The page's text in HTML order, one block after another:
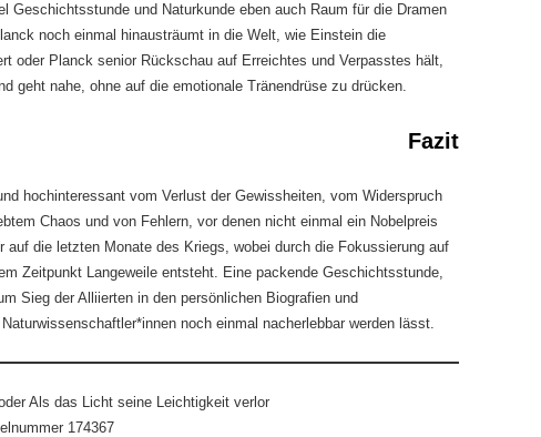
Geschichtsstunde und Naturkunde eben auch Raum für die Dramen
noch einmal hinausträumt in die Welt, wie Einstein die
oder Planck senior Rückschau auf Erreichtes und Verpasstes hält,
geht nahe, ohne auf die emotionale Tränendrüse zu drücken.
Fazit
hochinteressant vom Verlust der Gewissheiten, vom Widerspruch
Chaos und von Fehlern, vor denen nicht einmal ein Nobelpreis
auf die letzten Monate des Kriegs, wobei durch die Fokussierung auf
Zeitpunkt Langeweile entsteht. Eine packende Geschichtsstunde,
Sieg der Alliierten in den persönlichen Biografien und
noch einmal nacherlebbar werden lässt.
Als das Licht seine Leichtigkeit verlor
174367